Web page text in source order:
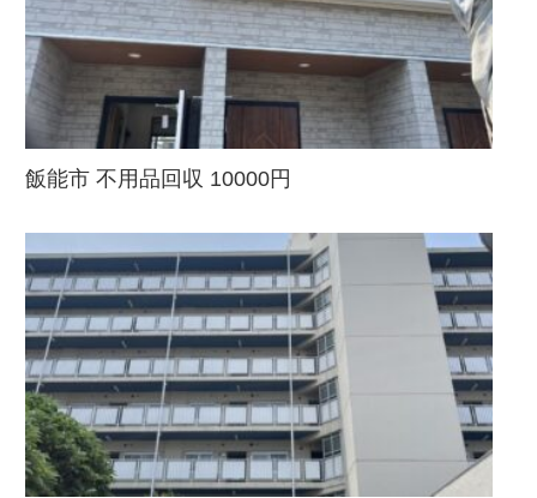
飯能市 不用品回収 10000円